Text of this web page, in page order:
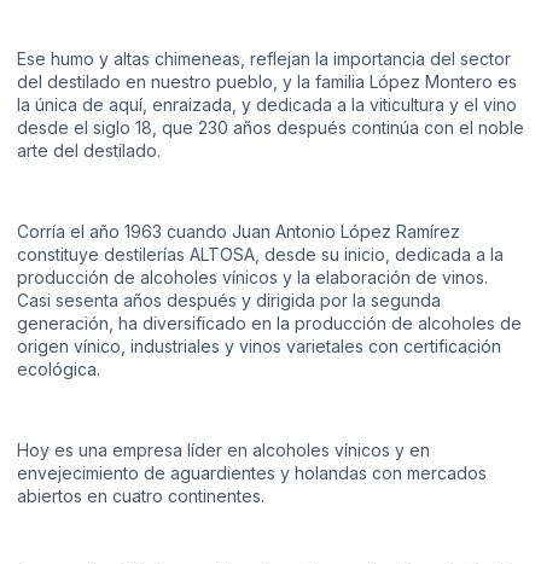
Ese humo y altas chimeneas, reflejan la importancia del sector
del destilado en nuestro pueblo, y la familia López Montero es
la única de aquí, enraizada, y dedicada a la viticultura y el vino
desde el siglo 18, que 230 años después continúa con el noble
arte del destilado.
Corría el año 1963 cuando Juan Antonio López Ramírez
constituye destilerías ALTOSA, desde su inicio, dedicada a la
producción de alcoholes vínicos y la elaboración de vinos.
Casi sesenta años después y dirigida por la segunda
generación, ha diversificado en la producción de alcoholes de
origen vínico, industriales y vinos varietales con certificación
ecológica.
Hoy es una empresa líder en alcoholes vínicos y en
envejecimiento de aguardientes y holandas con mercados
abiertos en cuatro continentes.